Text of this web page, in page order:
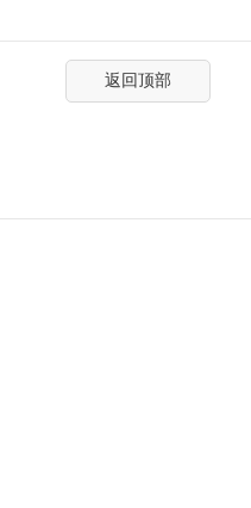
返回顶部